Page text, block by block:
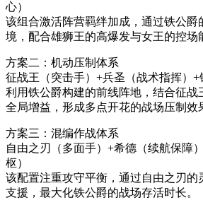
心）
该组合激活阵营羁绊加成，通过铁公爵
境，配合雄狮王的高爆发与女王的控场
方案二：机动压制体系
征战王（突击手）+兵圣（战术指挥）+
利用铁公爵构建的前线阵地，结合征战
全局增益，形成多点开花的战场压制效
方案三：混编作战体系
自由之刃（多面手）+希德（续航保障
枢）
该配置注重攻守平衡，通过自由之刃的
支援，最大化铁公爵的战场存活时长。